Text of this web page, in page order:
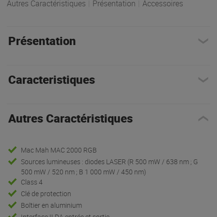
Autres Caractéristiques Présentation Accessoires
Présentation
Caracteristiques
Autres Caractéristiques
Mac Mah MAC 2000 RGB
Sources lumineuses : diodes LASER (R 500 mW / 638 nm ; G
500 mW / 520 nm ; B 1 000 mW / 450 nm)
Class 4
Clé de protection
Boîtier en aluminium